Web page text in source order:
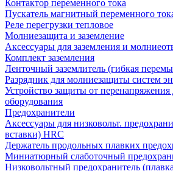
Контактор переменного тока
Пускатель магнитный переменного
Реле перегрузки тепловое
Молниезащита и заземление
Аксессуары для заземления и
Комплект заземления
Ленточный заземлитель (гибкая
Разрядник для молниезащиты систем
Устройство защиты от перенапряжения
оборудования
Предохранители
Аксессуары для низковольт.
вставки) HRC
Держатель продольных плавких
Миниатюрный слаботочный
Низковольтный предохранитель